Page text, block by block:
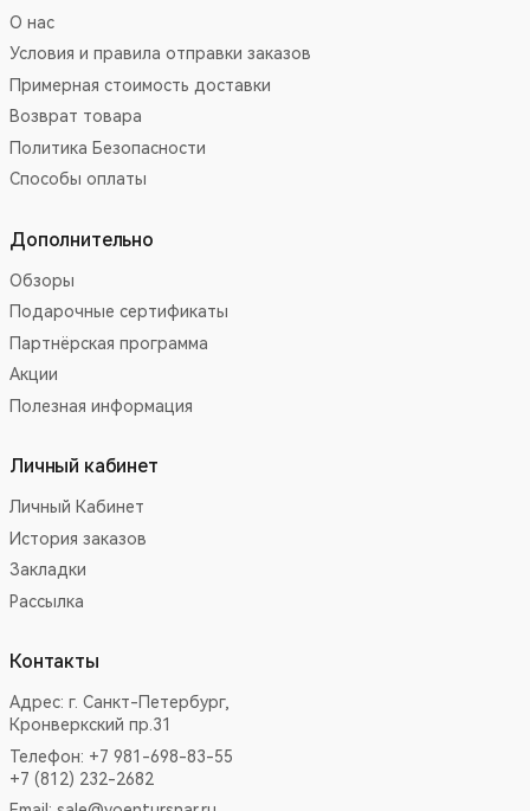
О нас
Условия и правила отправки заказов
Примерная стоимость доставки
Возврат товара
Политика Безопасности
Способы оплаты
Дополнительно
Обзоры
Подарочные сертификаты
Партнёрская программа
Акции
Полезная информация
Личный кабинет
Личный Кабинет
История заказов
Закладки
Рассылка
Контакты
Адрес: г. Санкт-Петербург,
Кронверкский пр.31
Телефон: +7 981-698-83-55
+7 (812) 232-2682